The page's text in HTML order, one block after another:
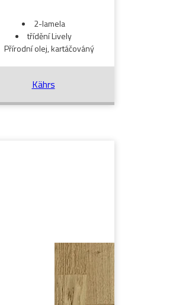
2-lamela
třídění Lively
Přírodní olej, kartáčováný
Kährs